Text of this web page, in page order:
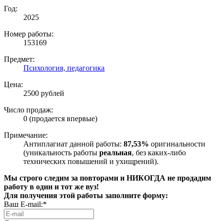
Год:
2025
Номер работы:
153169
Предмет:
Психология, педагогика
Цена:
2500 рублей
Число продаж:
0 (продается впервые)
Примечание:
Антиплагиат данной работы: 87,53% оригинальности
(уникальность работы реальная, без каких-либо
технических повышений и ухищрений).
Мы строго следим за повторами и НИКОГДА не продадим
работу в один и тот же вуз!
Для получения этой работы заполните форму:
Ваш E-mail:*